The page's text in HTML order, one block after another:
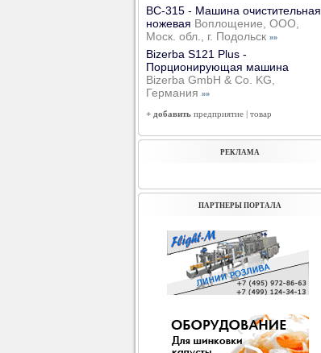
ВС-315 - Машина очистительная
ножевая Воплощение, ООО,
Моск. обл., г. Подольск »»
Bizerba S121 Plus -
Порционирующая машина
Bizerba GmbH & Co. KG,
Германия »»
+ добавить предприятие | товар
РЕКЛАМА
ПАРТНЕРЫ ПОРТАЛА